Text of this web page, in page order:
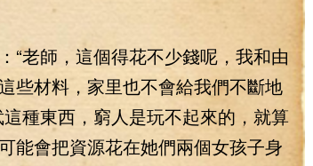
師，這個得花不少錢呢，我和由
些材料，家里也不會給我們不斷地
種東西，窮人是玩不起來的，就算
能會把資源花在她們兩個女孩子身